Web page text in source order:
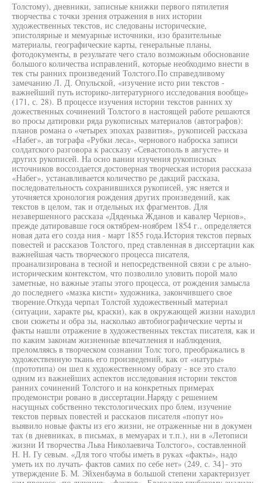
Толстому), дневники, записные книжки первого пятилетия
творчества с точки зрения отражения в них истории
художественных текстов, ис следованы исторические,
эпистолярные и мемуарные источники, изо бразительные
материалы, географические карты, генеральные планы,
фотодокументы, в результате чего стало возможным обоснование
большого количества исправлений, которые необходимо внести в
тек сты ранних произведений Толстого.По справедливому
замечанию Л. Д. Опульской, «изучение исто рии текстов -
важнейший путь историко-литературного исследования вообще»
(171, с. 28). В процессе изучения истории текстов ранних ху
дожественных сочинений Толстого в настоящей работе решаются
во просы датировки ряда рукописных материалов (автографов):
планов романа о «четырех эпохах развития», рукописей рассказа
«Набег», ав тографа «Рубки леса», чернового наброска записи
солдатского разговора к рассказу «Севастополь в августе» и
других рукописей. На осно вании изучения рукописных
источников воссоздается достоверная творческая история рассказа
«Набег», устанавливается количество ре дакций рассказа,
последовательность сохранившихся рукописей, уяс няется и
уточняется хронология рождения других произведений, как
текстов в целом, так и отдельных их фрагментов. Для
незавершенного рассказа «Дяденька Жданов и кавалер Чернов»,
прежде датировавше гося октябрем-ноябрем 1854 г., определяется
новая дата его созда ния - март 1855 года.История текстов первых
повестей и рассказов Толстого, пред ставленная в диссертации как
важнейшая часть творческого процесса писателя,
проанализирована в тесной и непосредственной связи с ре ально-
историческим контекстом, что позволило уловить порой мало
заметные, но важные этапы этого процесса, от рождения замысла
до последнего «мазка кисти» художника, закончившего свое
творение.Откуда черпал Толстой художественный материал
(ситуации, характе ры, краски), как в окружающей жизни находил
свои сюжеты и обра зы, насколько автобиографические черты и
факты нашли отражение в художественных текстах писателя, как и
по каким законам жизненные впечатления и наблюдения,
преломляясь в творческом сознании Толс того, преображались в
художественную ткань его произведений, как от «натуры»
(прототипа) он шел к художественному образу - все это стало
одним из важнейших аспектов исследования истории текстов
ранних сочинений Толстого и на конкретных примерах
продемонстри ровано в диссертации.Наряду с решением
насущных собственно текстологических про блем, изучение
текстов первых повестей и рассказов писателя «попут но»
выявило новые факты из его жизни, не отраженные ни в докумен
тах (в дневниках, в письмах, в мемуарах и т.п.), ни в «Летописи
жизни И творчества Льва Николаевича Толстого», составленной
Н. Н. Гу севым. «Для того чтобы иметь в руках «факты», надо
уметь их по лучать- фактов самих по себе нет» (249, с. 34}- это
утверждение Б. М. Эйхенбаума в большой степени характеризует